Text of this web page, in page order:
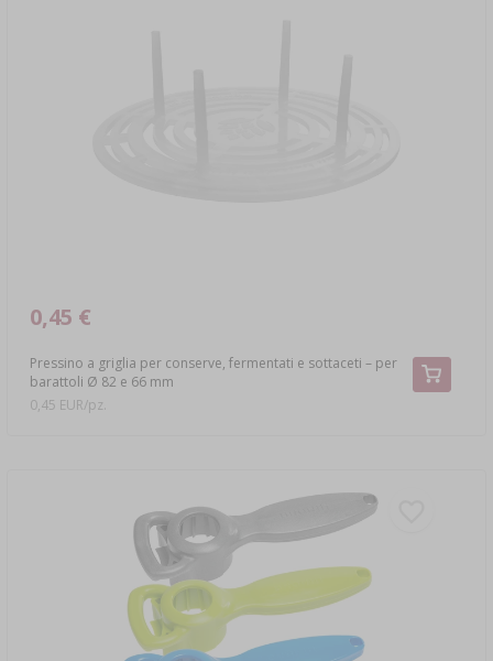
Pressino a griglia per conserve, fermentati e sottaceti – per
barattoli Ø 82 e 66 mm
0,45 €
0,45 EUR/pz.